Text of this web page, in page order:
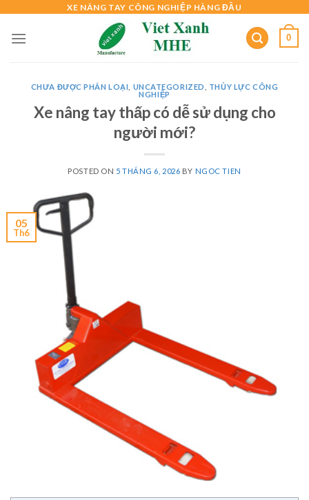
content
XE NÂNG TAY CÔNG NGHIỆP HÀNG ĐẦU
0
CHƯA ĐƯỢC PHÂN LOẠI UNCATEGORIZED
THỦY LỰC CÔNG
NGHIỆP
Xe nâng tay thấp có dễ sử dụng cho
người mới?
POSTED ON 5 THÁNG 6, 2026 BY NGOC TIEN
05
Th6